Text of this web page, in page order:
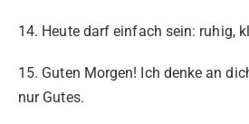
14. Heute darf einfach sein: ruhig,
15. Guten Morgen! Ich denke an
nur Gutes.